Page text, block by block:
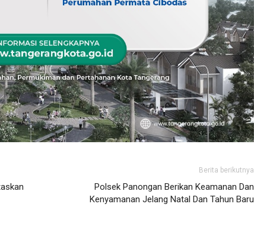
Berita berikutnya
Polsek Panongan Berikan Keamanan Dan
Kenyamanan Jelang Natal Dan Tahun Baru